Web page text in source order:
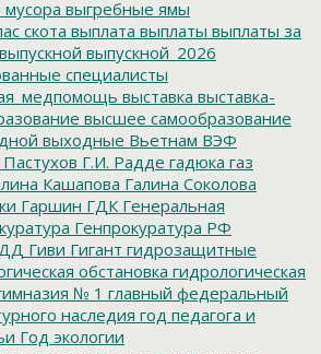
выгребные ямы
скота выплата выплаты выплаты за
выпускной выпускной_2026
специалисты
выставка выставка-
высшее самообразование
выходные Вьетнам ВЭФ
Г.И. Радде гадюка газ
Кашапова Галина Соколова
Гаршин ГДК Генеральная
Генпрокуратура РФ
Гиви Гигант гидрозащитные
обстановка гидрологическая
№ 1 главный федеральный
наследия год педагога и
Год экологии